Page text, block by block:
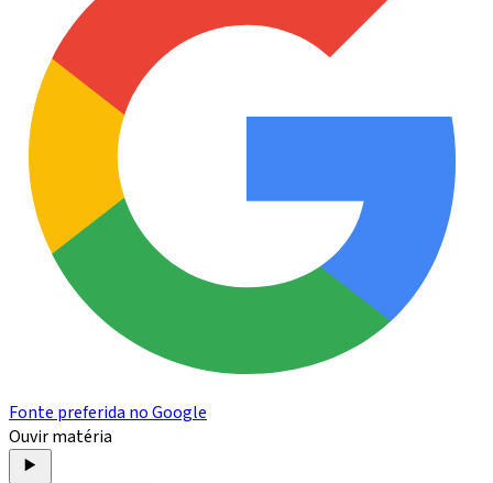
Fonte preferida no Google
Ouvir matéria